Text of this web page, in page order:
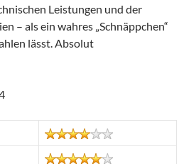
Leistungen und der
– als ein wahres „Schnäppchen“
lässt. Absolut